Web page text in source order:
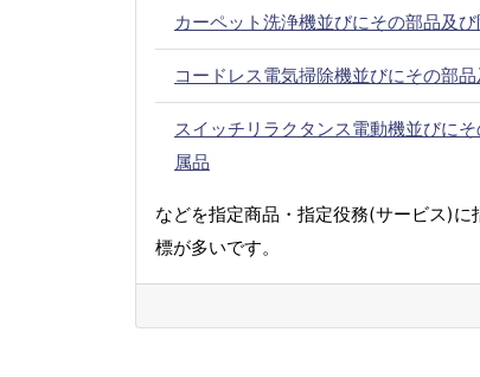
カーペット洗浄機並びにその部品及
コードレス電気掃除機並びにその部
スイッチリラクタンス電動機並びに
属品
などを指定商品・指定役務(サービス)に
標が多いです。